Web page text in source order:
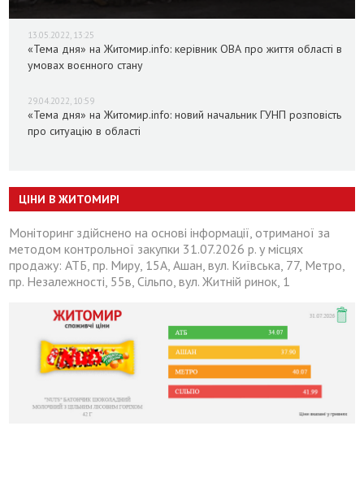
13.05.2022, 13:25
«Тема дня» на Житомир.info: керівник ОВА про життя області в
умовах воєнного стану
29.04.2022, 10:59
«Тема дня» на Житомир.info: новий начальник ГУНП розповість
про ситуацію в області
ЦІНИ В ЖИТОМИРІ
Моніторинг здійснено на основі інформації, отриманої за
методом контрольної закупки 31.07.2026 р. у місцях
продажу: АТБ, пр. Миру, 15А, Ашан, вул. Київська, 77, Метро,
пр. Незалежності, 55в, Сільпо, вул. Житній ринок, 1